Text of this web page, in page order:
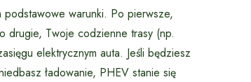
warunki. Po pierwsze,
drugie, Twoje codzienne trasy (np.
elektrycznym auta. Jeśli będziesz
ładowanie, PHEV stanie się